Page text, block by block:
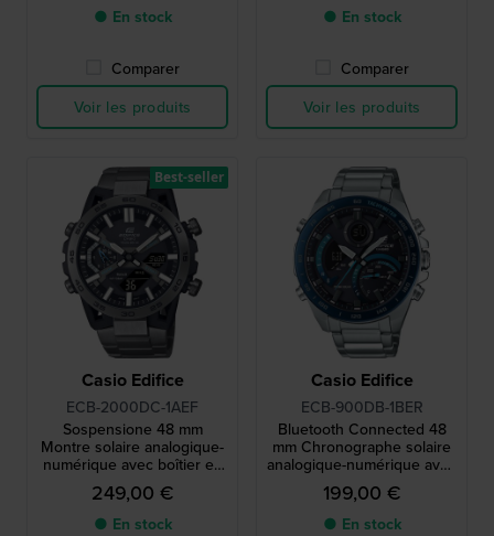
● En stock
Comparer
Voir les produits
● En stock
Comparer
Voir les produits
Casio Edifice
ECB-2000DC-1AEF
Sospensione 48 mm
Montre solaire analogique-
numérique avec boîtier en
carbone et Bluetooth
249,00 €
● En stock
Best-seller
Casio Edifice
ECB-900DB-1BER
Bluetooth Connected 48
mm Chronographe solaire
analogique-numérique avec
lien smartphone
199,00 €
● En stock